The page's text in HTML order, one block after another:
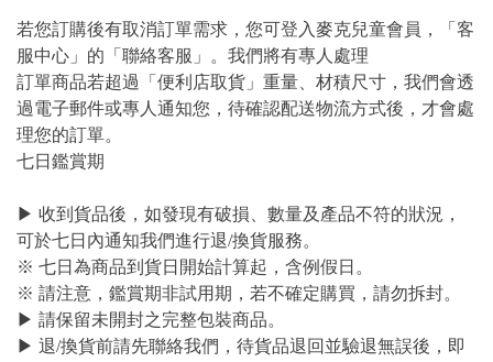
若您訂購後有取消訂單需求，您可登入麥克兒童會員，「客
服中心」的「聯絡客服」。我們將有專人處理
訂單商品若超過「便利店取貨」重量、材積尺寸，我們會透
過電子郵件或專人通知您，待確認配送物流方式後，才會處
理您的訂單。
七日鑑賞期
▶ 收到貨品後，如發現有破損、數量及產品不符的狀況，
可於七日內通知我們進行退/換貨服務。
※ 七日為商品到貨日開始計算起，含例假日。
※ 請注意，鑑賞期非試用期，若不確定購買，請勿拆封。
▶ 請保留未開封之完整包裝商品。
▶ 退/換貨前請先聯絡我們，待貨品退回並驗退無誤後，即